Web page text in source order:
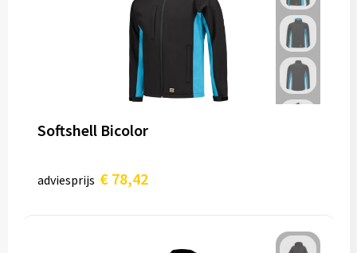
Softshell Bicolor
adviesprijs € 78,42